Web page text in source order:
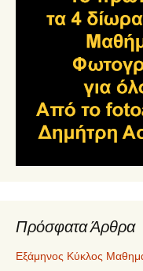
Πρόσφατα Άρθρα
Εξάμηνος Κύκλος